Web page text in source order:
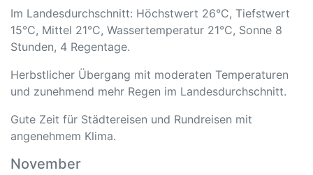
Im Landesdurchschnitt: Höchstwert 26°C, Tiefstwert
15°C, Mittel 21°C, Wassertemperatur 21°C, Sonne 8
Stunden, 4 Regentage.
Herbstlicher Übergang mit moderaten Temperaturen
und zunehmend mehr Regen im Landesdurchschnitt.
Gute Zeit für Städtereisen und Rundreisen mit
angenehmem Klima.
November